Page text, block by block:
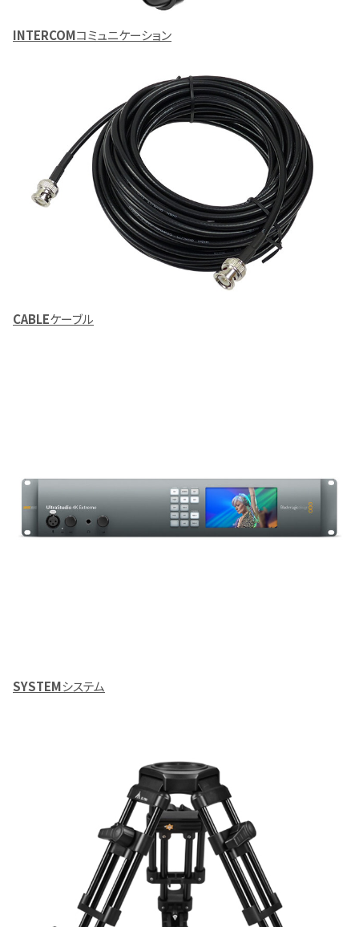
INTERCOMコミュニケーション
CABLEケーブル
SYSTEMシステム